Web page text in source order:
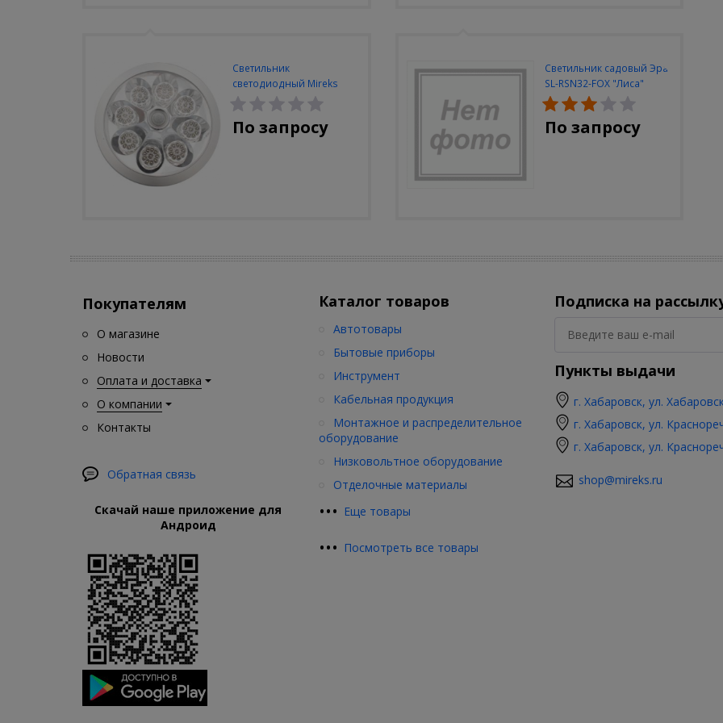
Светильник
светодиодный Mireks
С-310-80-S (5W/4000-
5000K/500lm/датчик
движения)
По запросу
Светильник садовый Эра
SL-RSN32-FOX "Лиса"
солн.бат, полистоун,
цветной, 32 см
По запросу
Покупателям
О магазине
Новости
Оплата и доставка
О компании
Контакты
Обратная связь
Скачай наше приложение для
Андроид
Каталог товаров
••• Еще товары
Автотовары
Бытовые приборы
Инструмент
Кабельная продукция
Монтажное и распределительное
оборудование
Низковольтное оборудование
Отделочные материалы
••• Посмотреть все товары
Подписка на
Пункты выдачи
г. Хабаровск, ул.
г. Хабаровск, ул.
г. Хабаровск, ул.
shop@mireks.ru